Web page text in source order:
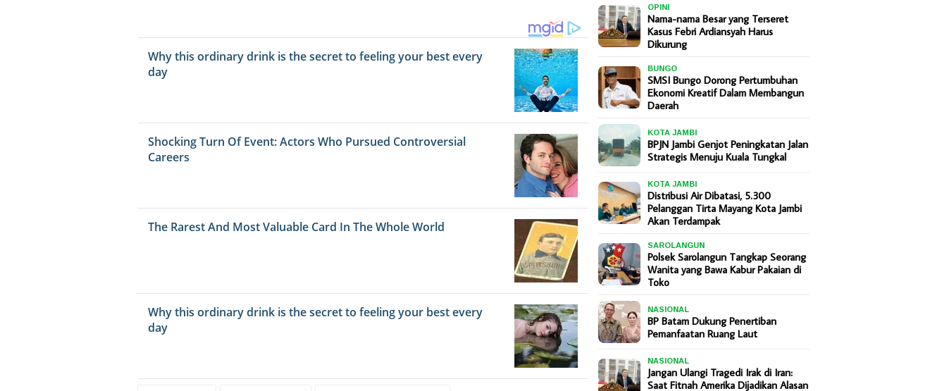
OPINI
Nama-nama Besar yang Terseret
Kasus Febri Ardiansyah Harus
Dikurung
BUNGO
SMSI Bungo Dorong Pertumbuhan
Ekonomi Kreatif Dalam Membangun
Daerah
KOTA JAMBI
BPJN Jambi Genjot Peningkatan Jalan
Strategis Menuju Kuala Tungkal
KOTA JAMBI
Distribusi Air Dibatasi, 5.300
Pelanggan Tirta Mayang Kota Jambi
Akan Terdampak
SAROLANGUN
Polsek Sarolangun Tangkap Seorang
Wanita yang Bawa Kabur Pakaian di
Toko
NASIONAL
BP Batam Dukung Penertiban
Pemanfaatan Ruang Laut
NASIONAL
Jangan Ulangi Tragedi Irak di Iran:
Saat Fitnah Amerika Dijadikan Alasan